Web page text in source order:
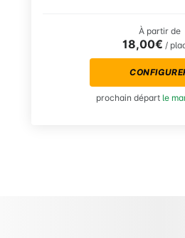
À partir de
18,00€ /
prochain départ le